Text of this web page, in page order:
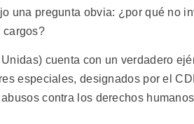
una pregunta obvia: ¿por qué no
cargos?
cuenta con un verdadero
especiales, designados por el
contra los derechos